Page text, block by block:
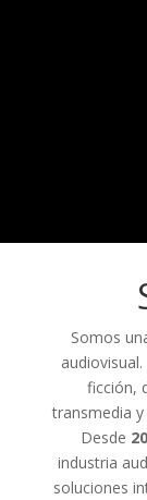
Somos
ficción,
transmedia
Desde
industria
soluciones